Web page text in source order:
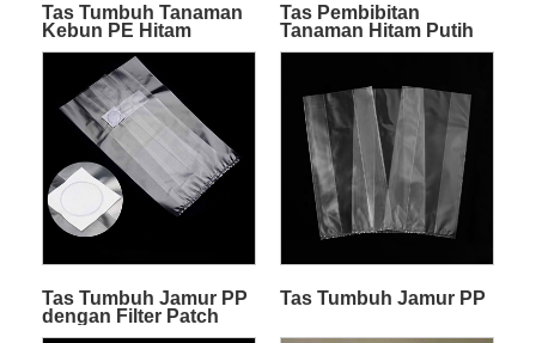
Tas Tumbuh Tanaman
Kebun PE Hitam
Tas Pembibitan
Tanaman Hitam Putih
Tas Tumbuh Jamur PP
dengan Filter Patch
Tas Tumbuh Jamur PP